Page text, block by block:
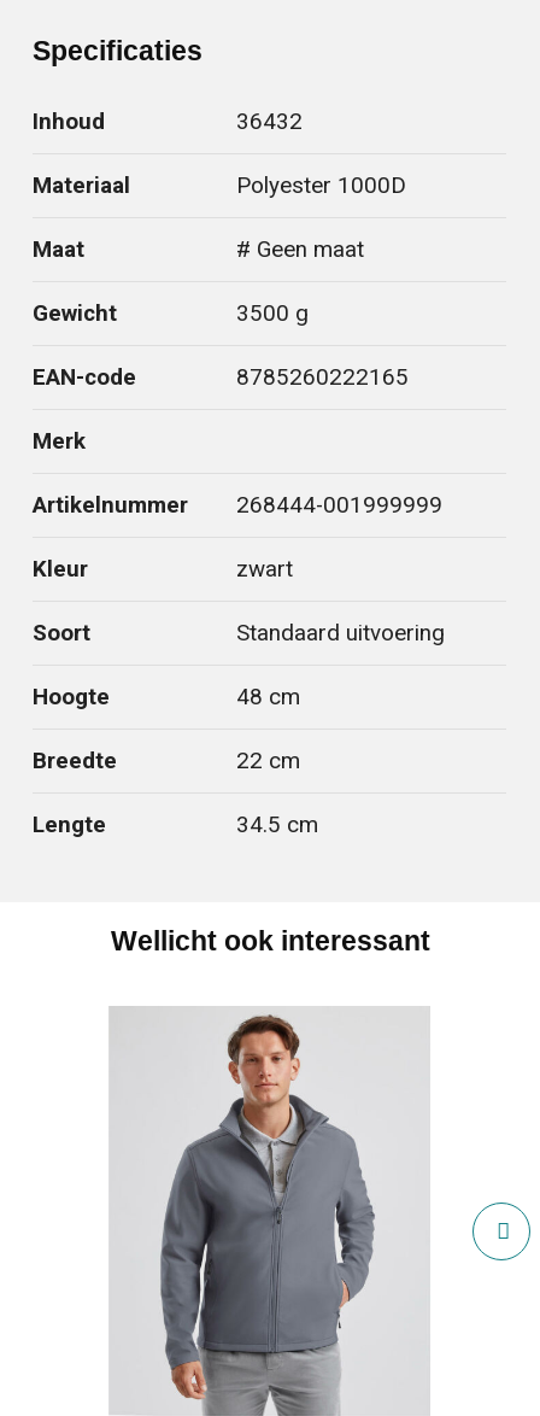
Specificaties
Inhoud 36432
Materiaal Polyester 1000D
Maat # Geen maat
Gewicht 3500 g
EAN-code 8785260222165
Merk
Artikelnummer 268444-001999999
Kleur zwart
Soort Standaard uitvoering
Hoogte 48 cm
Breedte 22 cm
Lengte 34.5 cm
Wellicht ook interessant